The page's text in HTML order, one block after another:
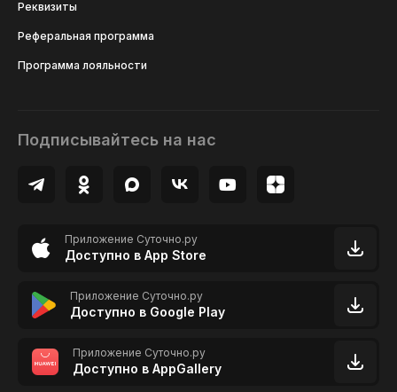
Реквизиты
Реферальная программа
Программа лояльности
Подписывайтесь на нас
Приложение Суточно.ру
Доступно в App Store
Приложение Суточно.ру
Доступно в Google Play
Приложение Суточно.ру
Доступно в AppGallery